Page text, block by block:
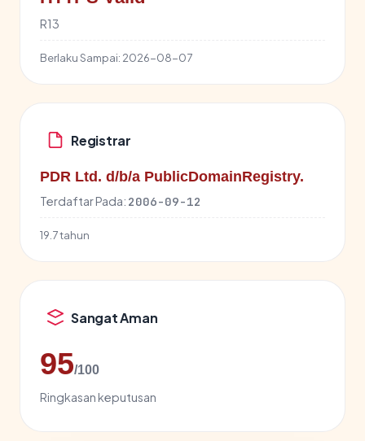
R13
Berlaku Sampai: 2026-08-07
Registrar
PDR Ltd. d/b/a PublicDomainRegistry.
Terdaftar Pada: 2006-09-12
19.7 tahun
Sangat Aman
95/100
Ringkasan keputusan